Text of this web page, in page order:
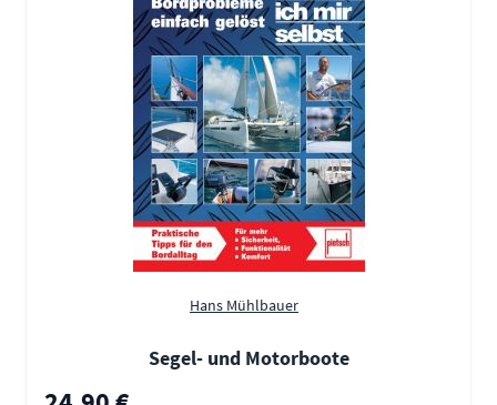
Hans Mühlbauer
Segel- und Motorboote